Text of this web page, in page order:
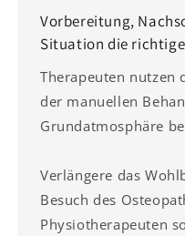
Vorbereitung,
Situation die
Therapeuten nutzen
der manuellen
Grund­atmosphäre
Verlängere das
Besuch des
Physiotherapeuten